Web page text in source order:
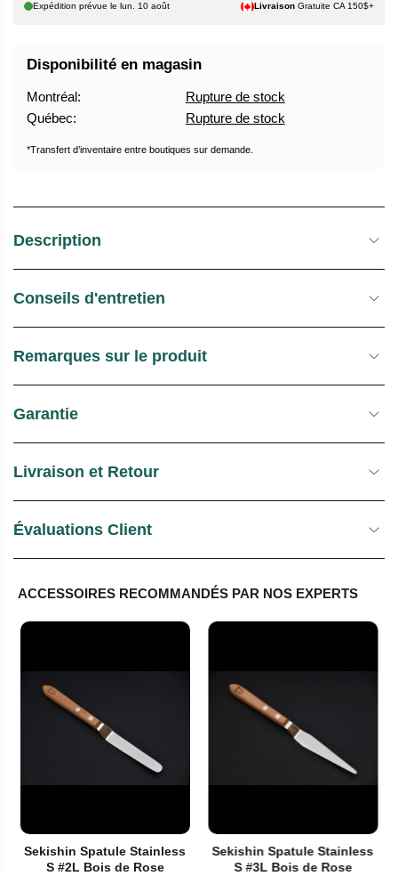
Expédition prévue lelun. 10 août Livraison Gratuite CA 150$+
Disponibilité en magasin
Montréal:
Rupture de stock
Québec:
Rupture de stock
*Transfert d’inventaire entre boutiques sur demande.
Description
Conseils d'entretien
Remarques sur le produit
Garantie
Livraison et Retour
Évaluations Client
ACCESSOIRES RECOMMANDÉS PAR NOS EXPERTS
Sekishin Spatule Stainless
S #2L Bois de Rose
Sekishin Spatule Stainless
S #3L Bois de Rose